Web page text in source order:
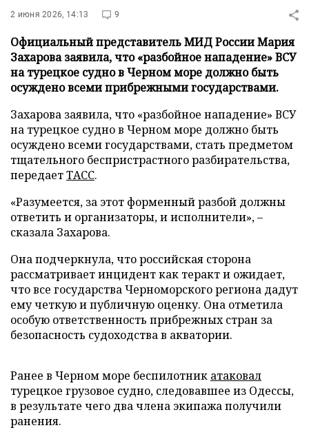
2 июня 2026, 14:13 9
Официальный представитель МИД России Мария
Захарова заявила, что «разбойное нападение» ВСУ
на турецкое судно в Черном море должно быть
осуждено всеми прибрежными государствами.
Захарова заявила, что «разбойное нападение» ВСУ
на турецкое судно в Черном море должно быть
осуждено всеми государствами, стать предметом
тщательного беспристрастного разбирательства,
передаетТАСС.
«Разумеется, за этот форменный разбой должны
ответить и организаторы, и исполнители», –
сказала Захарова.
Она подчеркнула, что российская сторона
рассматривает инцидент как теракт и ожидает,
что все государства Черноморского региона дадут
ему четкую и публичную оценку. Она отметила
особую ответственность прибрежных стран за
безопасность судоходства в акватории.
Ранее в Черном море беспилотник атаковал
турецкое грузовое судно, следовавшее из Одессы,
в результате чего два члена экипажа получили
ранения.